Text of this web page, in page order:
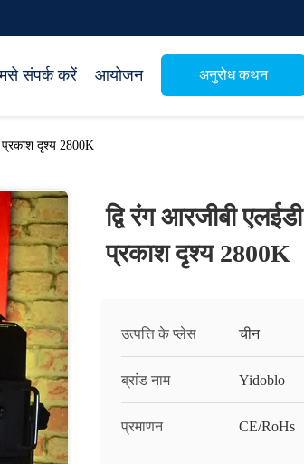
संपर्क करें आयोजन अनुरोध कथन
प्रकाश दृश्य 2800K
द्वि रंग आरजीबी
प्रकाश दृश्य 2800K
उत्पत्ति के प्लेस चीन
ब्रांड नाम Yidoblo
प्रमाणन CE/RoHs